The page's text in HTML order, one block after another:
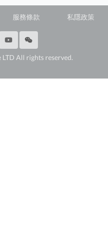
服務條款 私隱政策
All rights reserved.